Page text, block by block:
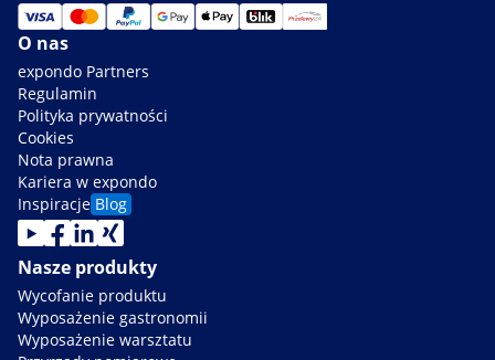
O nas
expondo Partners
Regulamin
Polityka prywatności
Cookies
Nota prawna
Kariera w expondo
Inspiracje Blog
Nasze produkty
Wycofanie produktu
Wyposażenie gastronomii
Wyposażenie warsztatu